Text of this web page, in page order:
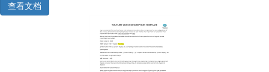
查看文档